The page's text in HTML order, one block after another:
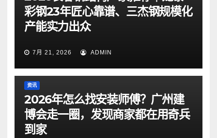
彩钢23年匠心靠谱、三杰钢规模化
产能实力出众
7月 21, 2026 ADMIN
资讯
2026年怎么找安装师傅？广州建
博会走一圈，发现商家都在用奇兵
到家